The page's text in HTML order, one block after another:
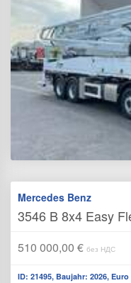
Mercedes Benz
3546 B 8x4 Easy
510 000,00 € без НДС
ID: 21495, Baujahr: 2026, Euro